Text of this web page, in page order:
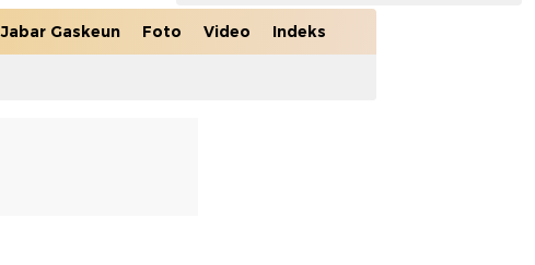
Jabar Gaskeun Foto Video Indeks